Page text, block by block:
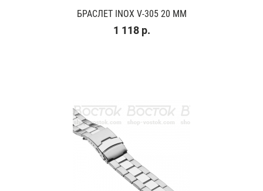
БРАСЛЕТ INOX V-305 20 ММ
1 118 р.